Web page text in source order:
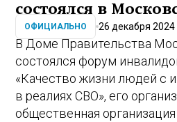
состоялся в
ОФИЦИАЛЬНО 26 декабря 2024
В Доме Правительства
состоялся форум
«Качество жизни людей с
в реалиях СВО», его
общественная